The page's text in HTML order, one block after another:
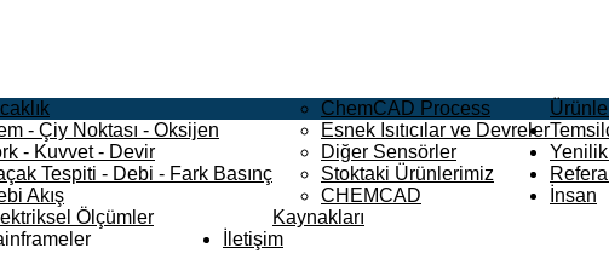
- Çiy Noktası - Oksijen
- Kuvvet - Devir
Tespiti - Debi - Fark Basınç
Akış
Ölçümler
ChemCAD Process
Esnek Isıtıcılar ve Devreler
Diğer Sensörler
Stoktaki Ürünlerimiz
CHEMCAD
İnsan
Kaynakları
İletişim